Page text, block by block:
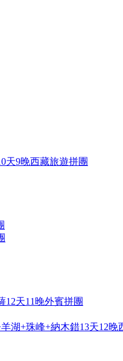
天9晚西藏旅遊拼團
12天11晚外賓拼團
湖+珠峰+納木錯13天12晚